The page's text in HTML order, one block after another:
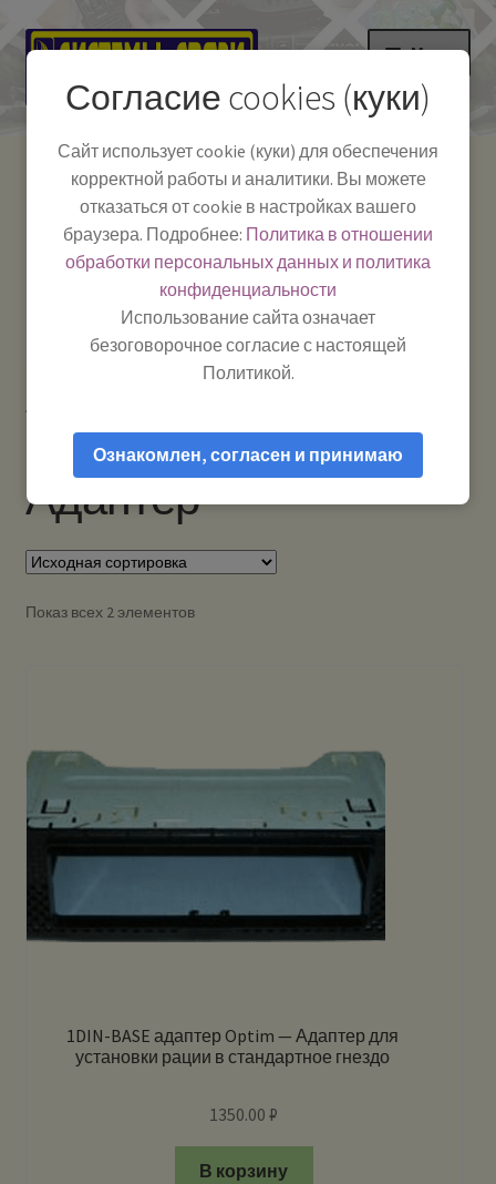
Перейти
навигации
Перейти
содержимому
Меню
Как пользоваться
Полезная информация
Мой аккаунт
Системы Связи:
г. Красноярск, ул.
Работаем:Пн-Пт:
10:00–18:00
-
Телефон:+7-
391-249-1040
Тел.|WA|Telegram:
+79029904090
Адаптер
Показ всех 2 элементов
1DIN-BASE адаптер Optim — Адаптер для
установки рации в стандартное гнездо
1350.00₽
В корзину
Согласие cookies (куки)
Сайт использует cookie (куки) для обеспечения
корректной работы и аналитики. Вы можете
отказаться от cookie в настройках вашего
браузера. Подробнее: Политика в отношении
обработки персональных данных и политика
конфиденциальности
Использование сайта означает
безоговорочное согласие с настоящей
Политикой.
Ознакомлен, согласен и принимаю